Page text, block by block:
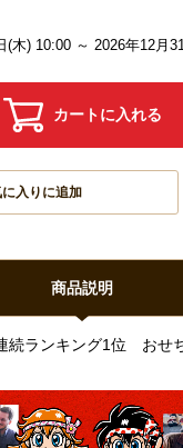
(木) 10:00 ～ 2026年12月
カートに入れる
に入りに追加
商品説明
続ランキング1位 おせ